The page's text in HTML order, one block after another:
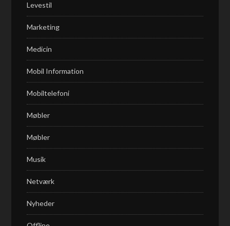
Levestil
Marketing
Medicin
Mobil Information
Mobiltelefoni
Møbler
Møbler
Musik
Netværk
Nyheder